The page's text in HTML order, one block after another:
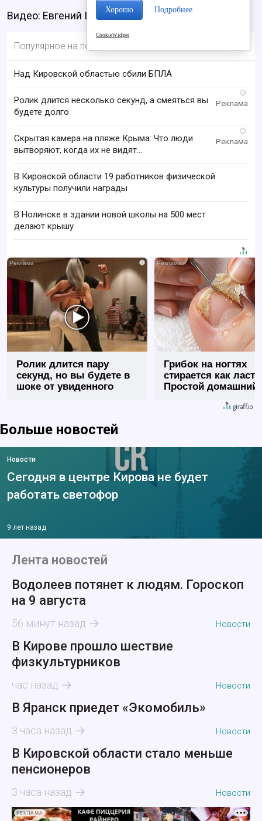
Видео: Евгений Шевнин
Популярное на портале
Над Кировской областью сбили БПЛА
i
Ролик длится несколько секунд, а смеяться вы
будете долго
i
Скрытая камера на пляже Крыма: Что люди
вытворяют, когда их не видят...
В Кировской области 19 работников физической
культуры получили награды
В Нолинске в здании новой школы на 500 мест
делают крышу
i
Ролик длится пару
секунд, но вы будете в
шоке от увиденного
Грибок на ногтях
стирается как
Простой домашний
Больше новостей
Новости
Сегодня в центре Кирова не будет
работать светофор
9 лет назад
Лента новостей
Водолеев потянет к людям. Гороскоп
на 9 августа
56 минут назад Новости
В Кирове прошло шествие
физкультурников
час назад Новости
В Яранск приедет «Экомобиль»
3 часа назад Новости
В Кировской области стало меньше
пенсионеров
3 часа назад Новости
РЕКЛАМА
Хорошо Подробнее
CookieWidget